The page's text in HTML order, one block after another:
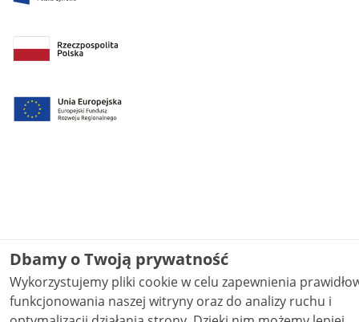
Dbamy o Twoją prywatność
Wykorzystujemy pliki cookie w celu zapewnienia
funkcjonowania naszej witryny oraz do analizy ruchu i